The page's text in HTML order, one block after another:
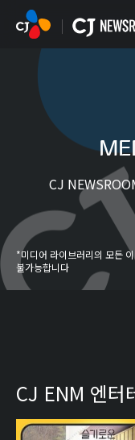
CJ
*미디어 라이브러리의 모든
불가능합니다
CJ ENM 엔터